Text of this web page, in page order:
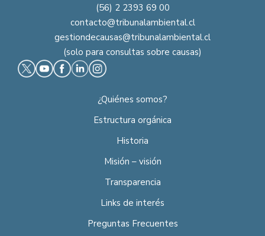
(56) 2 2393 69 00
contacto@tribunalambiental.cl
gestiondecausas@tribunalambiental.cl
(solo para consultas sobre causas)
¿Quiénes somos?
Estructura orgánica
Historia
Misión – visión
Transparencia
Links de interés
Preguntas Frecuentes